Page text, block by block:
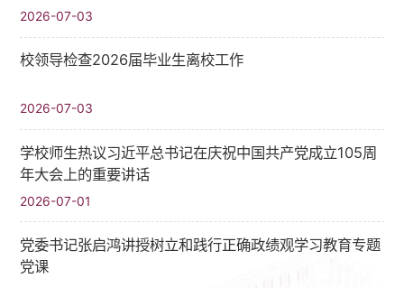
2026-07-03
校领导检查2026届毕业生离校工作
2026-07-03
学校师生热议习近平总书记在庆祝中国共产党成立105周
年大会上的重要讲话
2026-07-01
党委书记张启鸿讲授树立和践行正确政绩观学习教育专题
党课